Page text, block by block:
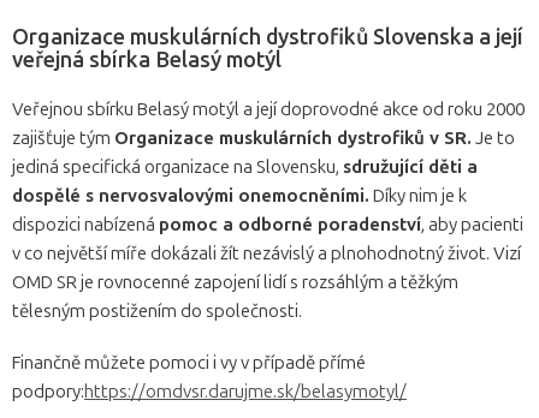
Organizace muskulárních dystrofiků Slovenska a její
veřejná sbírka Belasý motýl
Veřejnou sbírku Belasý motýl a její doprovodné akce od roku 2000
zajišťuje tým Organizace muskulárních dystrofiků v SR. Je to
jediná specifická organizace na Slovensku, sdružující děti a
dospělé s nervosvalovými onemocněními. Díky nim je k
dispozici nabízená pomoc a odborné poradenství, aby pacienti
v co největší míře dokázali žít nezávislý a plnohodnotný život. Vizí
OMD SR je rovnocenné zapojení lidí s rozsáhlým a těžkým
tělesným postižením do společnosti.
Finančně můžete pomoci i vy v případě přímé
podpory:https://omdvsr.darujme.sk/belasymotyl/